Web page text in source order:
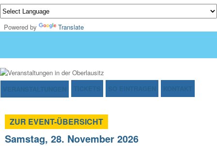
Powered by Translate
VERANSTALTUNGEN TICKETS SO EINTRAGEN KONTAKT
ZUR EVENT-ÜBERSICHT
Samstag, 28. November 2026